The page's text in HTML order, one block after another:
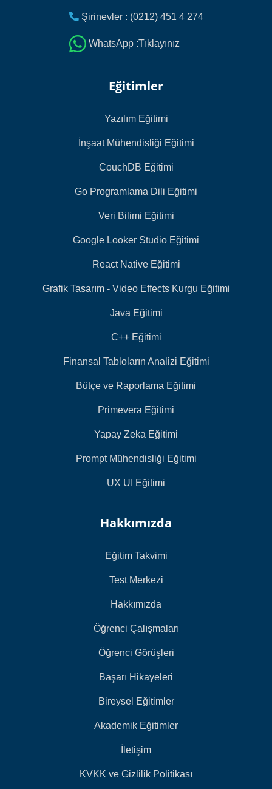
Şirinevler : (0212) 451 4 274
WhatsApp :Tıklayınız
Eğitimler
Yazılım Eğitimi
İnşaat Mühendisliği Eğitimi
CouchDB Eğitimi
Go Programlama Dili Eğitimi
Veri Bilimi Eğitimi
Google Looker Studio Eğitimi
React Native Eğitimi
Grafik Tasarım - Video Effects Kurgu Eğitimi
Java Eğitimi
C++ Eğitimi
Finansal Tabloların Analizi Eğitimi
Bütçe ve Raporlama Eğitimi
Primevera Eğitimi
Yapay Zeka Eğitimi
Prompt Mühendisliği Eğitimi
UX UI Eğitimi
Hakkımızda
Eğitim Takvimi
Test Merkezi
Hakkımızda
Öğrenci Çalışmaları
Öğrenci Görüşleri
Başarı Hikayeleri
Bireysel Eğitimler
Akademik Eğitimler
İletişim
KVKK ve Gizlilik Politikası